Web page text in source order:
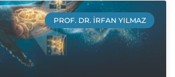
PROF. DR. İRFAN YILMAZ